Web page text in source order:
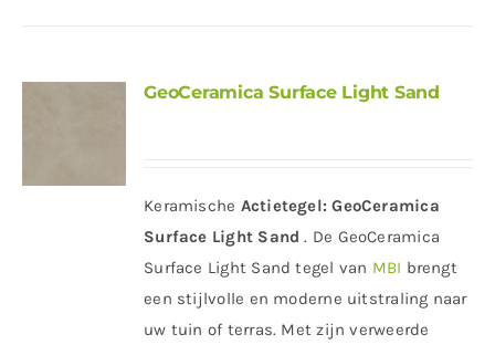
GeoCeramica Surface Light Sand
Keramische Actietegel: GeoCeramica
Surface Light Sand. De GeoCeramica
Surface Light Sand tegel van MBI brengt
een stijlvolle en moderne uitstraling naar
uw tuin of terras. Met zijn verweerde